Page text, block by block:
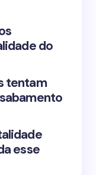
for the
do
tentam
esse